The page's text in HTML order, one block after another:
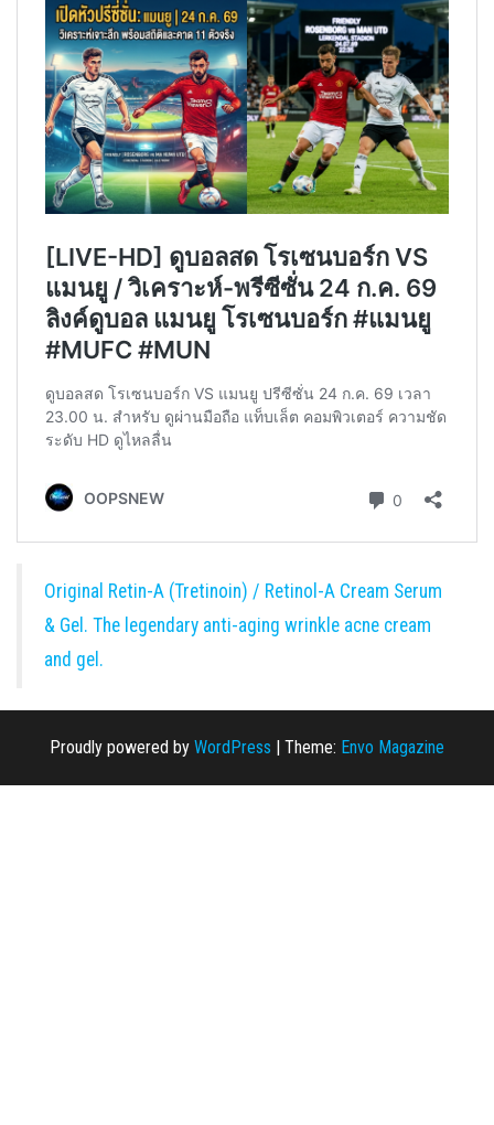
Original Retin-A (Tretinoin) / Retinol-A Cream Serum
& Gel. The legendary anti-aging wrinkle acne cream
and gel.
Proudly powered by WordPress | Theme: Envo Magazine